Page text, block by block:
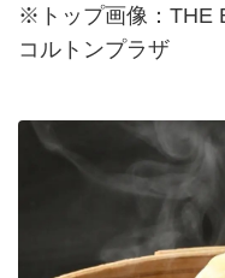
※トップ画像：THE
コルトンプラザ